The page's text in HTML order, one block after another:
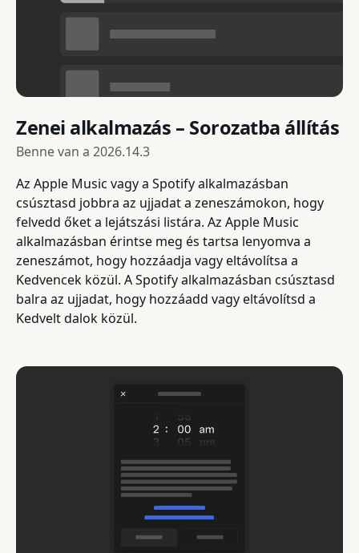
Zenei alkalmazás – Sorozatba állítás
Benne van a 2026.14.3
Az Apple Music vagy a Spotify alkalmazásban
csúsztasd jobbra az ujjadat a zeneszámokon, hogy
felvedd őket a lejátszási listára. Az Apple Music
alkalmazásban érintse meg és tartsa lenyomva a
zeneszámot, hogy hozzáadja vagy eltávolítsa a
Kedvencek közül. A Spotify alkalmazásban csúsztasd
balra az ujjadat, hogy hozzáadd vagy eltávolítsd a
Kedvelt dalok közül.